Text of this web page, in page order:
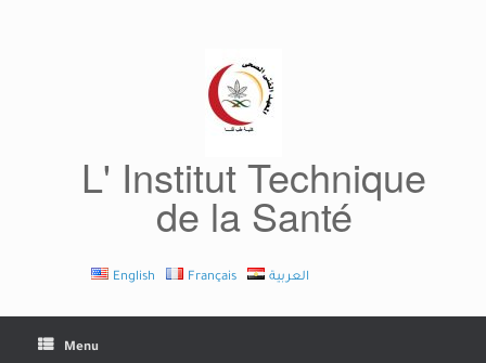
L' Institut Technique
de la Santé
English Français العربية
Menu